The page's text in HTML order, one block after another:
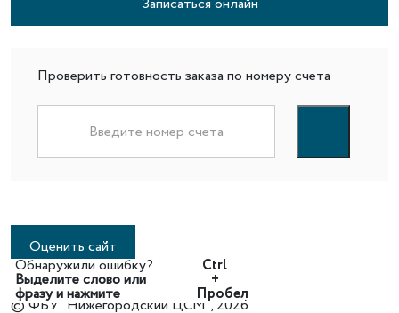
Проверить готовность заказа по номеру счета
Обнаружили ошибку?
Выделите слово или
фразу и нажмите
Ctrl
+
Пробел
Оценить сайт
© ФБУ “Нижегородский ЦСМ”, 2026